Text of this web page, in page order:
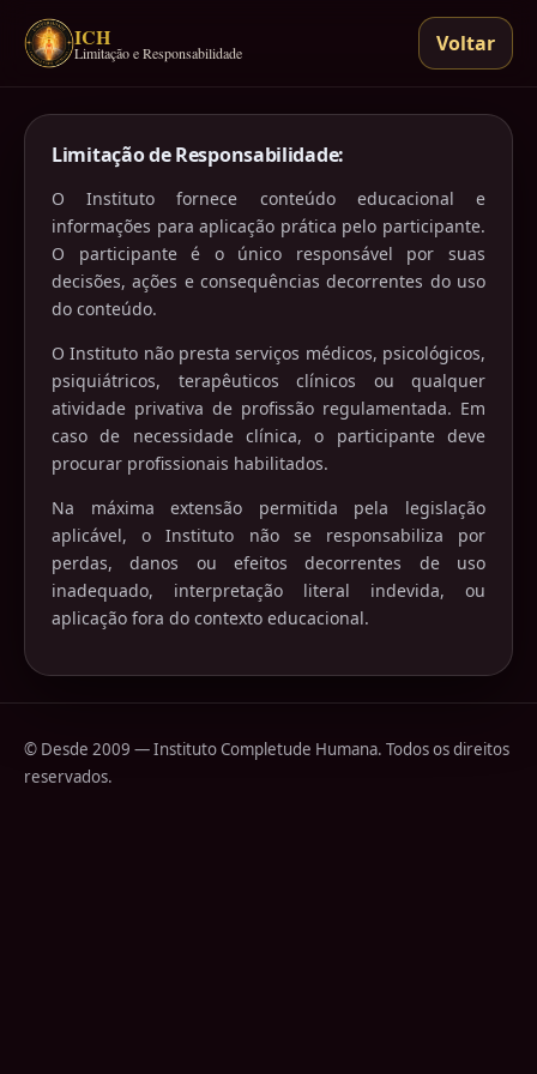
ICH
Limitação e Responsabilidade Voltar
Limitação de Responsabilidade:
O Instituto fornece conteúdo educacional e
informações para aplicação prática pelo participante.
O participante é o único responsável por suas
decisões, ações e consequências decorrentes do uso
do conteúdo.
O Instituto não presta serviços médicos, psicológicos,
psiquiátricos, terapêuticos clínicos ou qualquer
atividade privativa de profissão regulamentada. Em
caso de necessidade clínica, o participante deve
procurar profissionais habilitados.
Na máxima extensão permitida pela legislação
aplicável, o Instituto não se responsabiliza por
perdas, danos ou efeitos decorrentes de uso
inadequado, interpretação literal indevida, ou
aplicação fora do contexto educacional.
© Desde 2009 — Instituto Completude Humana. Todos os direitos
reservados.